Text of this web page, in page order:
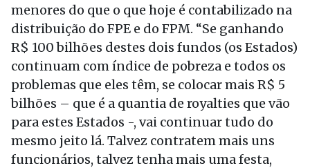
menores do que o que hoje é contabilizado na
distribuição do FPE e do FPM. “Se ganhando
R$ 100 bilhões destes dois fundos (os Estados)
continuam com índice de pobreza e todos os
problemas que eles têm, se colocar mais R$ 5
bilhões – que é a quantia de royalties que vão
para estes Estados -, vai continuar tudo do
mesmo jeito lá. Talvez contratem mais uns
funcionários, talvez tenha mais uma festa,